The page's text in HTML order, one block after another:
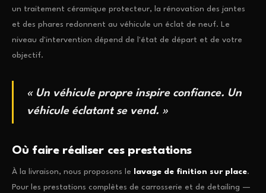
un traitement céramique protecteur, la rénovation des jantes
et des phares redonnent au véhicule un éclat de neuf. Le
niveau d'intervention dépend de l'état de départ et de votre
objectif.
« Un véhicule propre inspire confiance. Un
véhicule éclatant se vend. »
Où faire réaliser ces prestations
À la livraison, nous proposons le lavage de finition sur place.
Pour les prestations complètes de carrosserie et de detailing —